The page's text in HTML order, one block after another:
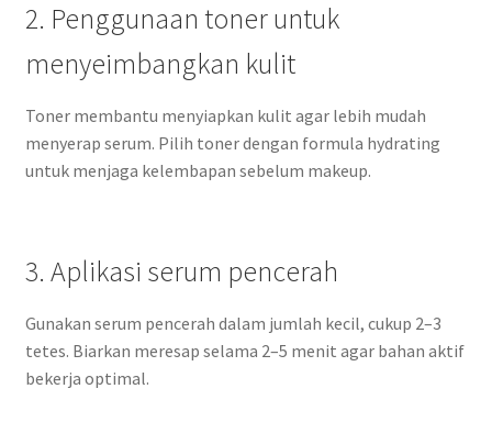
2. Penggunaan toner untuk
menyeimbangkan kulit
Toner membantu menyiapkan kulit agar lebih mudah
menyerap serum. Pilih toner dengan formula hydrating
untuk menjaga kelembapan sebelum makeup.
3. Aplikasi serum pencerah
Gunakan serum pencerah dalam jumlah kecil, cukup 2–3
tetes. Biarkan meresap selama 2–5 menit agar bahan aktif
bekerja optimal.